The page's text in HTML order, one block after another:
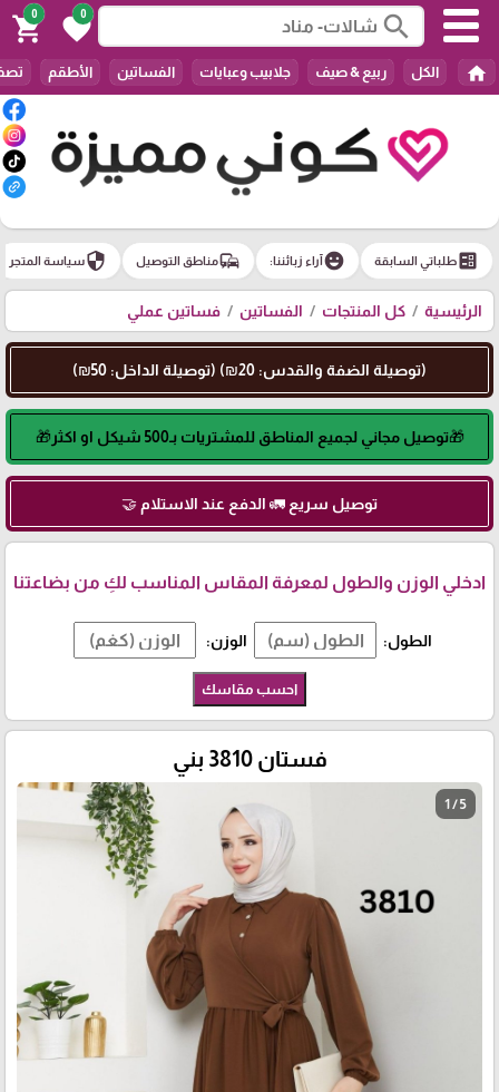
search
0
favorite
0
shopping_cart
home الكل ربيع & صيف جلابيب وعبايات الفساتين الأطقم
ballotطلباتي السابقة emoji_emotionsآراء زبائننا: commuteمناطق التوصيل securityسياسة المتجر
الرئيسية كل المنتجات الفساتين فساتين عملي
(توصيلة الضفة والقدس: 20₪) (توصيلة الداخل: 50₪)
🎁توصيل مجاني لجميع المناطق للمشتريات بـ500 شيكل او اكثر🎁
توصيل سريع 🚛 الدفع عند الاستلام 🤝
ادخلي الوزن والطول لمعرفة المقاس المناسب لكِ من بضاعتنا
الطول: الوزن:
احسب مقاسك
فستان 3810 بني
1 / 5